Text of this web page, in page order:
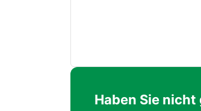
Haben Sie